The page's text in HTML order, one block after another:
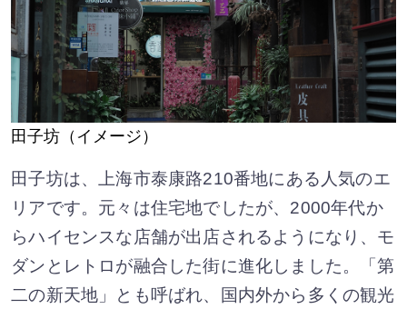
田子坊（イメージ）
田子坊は、上海市泰康路210番地にある人気のエ
リアです。元々は住宅地でしたが、2000年代か
らハイセンスな店舗が出店されるようになり、モ
ダンとレトロが融合した街に進化しました。「第
二の新天地」とも呼ばれ、国内外から多くの観光